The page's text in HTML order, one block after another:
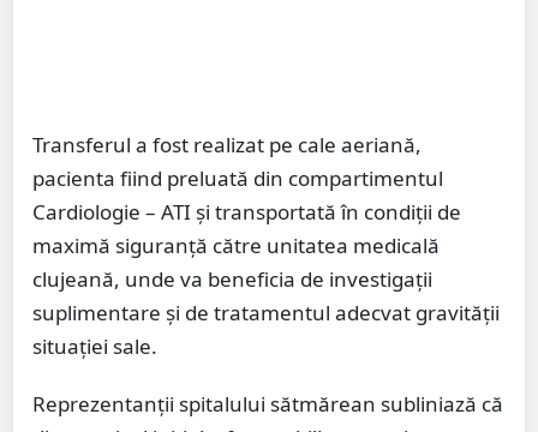
Transferul a fost realizat pe cale aeriană,
pacienta fiind preluată din compartimentul
Cardiologie – ATI și transportată în condiții de
maximă siguranță către unitatea medicală
clujeană, unde va beneficia de investigații
suplimentare și de tratamentul adecvat gravității
situației sale.
Reprezentanții spitalului sătmărean subliniază că